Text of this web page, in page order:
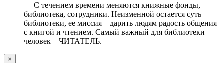
— С течением времени меняются книжные фонды,
библиотека, сотрудники. Неизменной остается суть
библиотеки, ее миссия – дарить людям радость общения
с книгой и чтением. Самый важный для библиотеки
человек – ЧИТАТЕЛЬ.
×